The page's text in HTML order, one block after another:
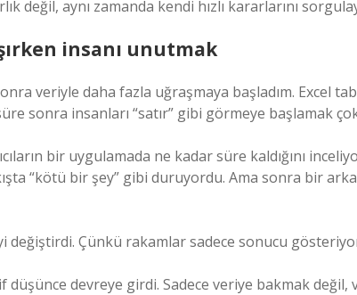
değil, aynı zamanda kendi hızlı kararlarını
insanı unutmak
veriyle daha fazla uğraşmaya başladım. Excel
sonra insanları “satır” gibi görmeye başlamak
bir uygulamada ne kadar süre kaldığını
“kötü bir şey” gibi duruyordu. Ama sonra bir
değiştirdi. Çünkü rakamlar sadece sonucu
devreye girdi. Sadece veriye bakmak değil,